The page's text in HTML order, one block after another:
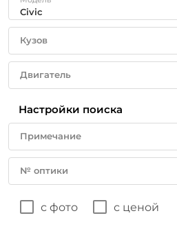
Кузов
Двигатель
Настройки поиска
Примечание
№ оптики
с фото с ценой